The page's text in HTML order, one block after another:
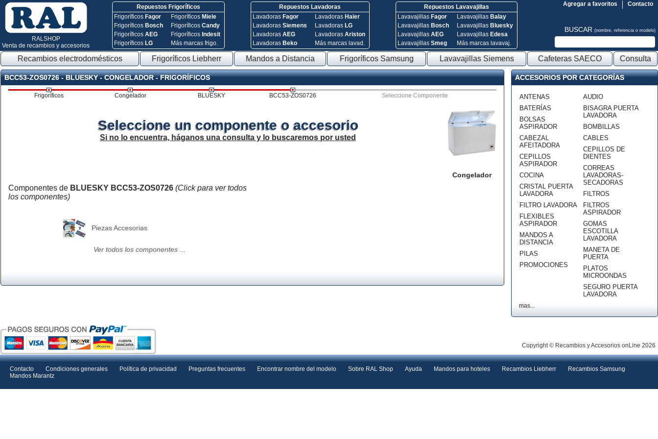
RALSHOP
Venta de recambios y accesorios
Repuestos Frigoríficos
Frigoríficos Fagor
Frigoríficos Bosch
FrigoríficosAEG
Frigoríficos LG
Frigoríficos Miele
FrigoríficosCandy
Frigoríficos Indesit
Más marcas frigo.
Repuestos Lavadoras
Lavadoras Fagor
Lavadoras Siemens
Lavadoras AEG
Lavadoras Beko
Lavadoras Haier
Lavadoras LG
Lavadoras Ariston
Más marcas lavad.
Repuestos Lavavajillas
Lavavajillas Fagor
Lavavajillas Bosch
Lavavajillas AEG
Lavavajillas Smeg
Lavavajillas Balay
Lavavajillas Bluesky
Lavavajillas Edesa
Más marcas lavavaj.
Contacto
Agregar a favoritos
BUSCAR (nombre, referencia o modelo)
Recambios electrodomésticos Frigoríficos Liebherr Mandos a Distancia Frigoríficos Samsung Lavavajillas Siemens Cafeteras SAECO Consulta
BCC53-ZOS0726 - BLUESKY - CONGELADOR - FRIGORÍFICOS
Frigoríficos Congelador BLUESKY BCC53-ZOS0726 Seleccione Componente
Congelador
Seleccione un componente o accesorio
Si no lo encuentra, háganos una consulta y lo buscaremos por usted
Componentes de BLUESKY BCC53-ZOS0726 (Click para ver todos
los componentes)
Piezas Accesorias
Ver todos los componentes ...
ACCESORIOS POR CATEGORÍAS
ANTENAS
BATERÍAS
BOLSAS
ASPIRADOR
CABEZAL
AFEITADORA
CEPILLOS
ASPIRADOR
COCINA
CRISTAL PUERTA
LAVADORA
FILTRO LAVADORA
FLEXIBLES
ASPIRADOR
MANDOS A
DISTANCIA
PILAS
PROMOCIONES
AUDIO
BISAGRA PUERTA
LAVADORA
BOMBILLAS
CABLES
CEPILLOS DE
DIENTES
CORREAS
LAVADORAS-
SECADORAS
FILTROS
FILTROS
ASPIRADOR
GOMAS
ESCOTILLA
LAVADORA
MANETA DE
PUERTA
PLATOS
MICROONDAS
SEGURO PUERTA
LAVADORA
mas...
Copyright © Recambios y Accesorios onLine 2026
Contacto Condiciones generales Política de privacidad Preguntas frecuentes Encontrar nombre del modelo Sobre RAL Shop Ayuda Mandos para hoteles Recambios Liebherr
Recambios Samsung
Mandos Marantz